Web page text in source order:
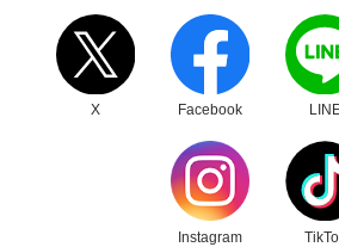
X
別ウィンドウリンク
Facebook
別ウィンドウリンク別ウィン
Instagram
別ウィンドウリンク別ウィン